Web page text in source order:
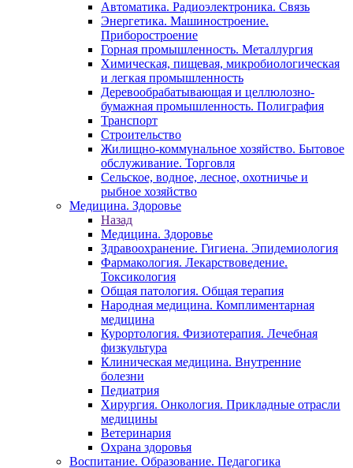
Автоматика. Радиоэлектроника. Связь
Энергетика. Машиностроение.
Приборостроение
Горная промышленность. Металлургия
Химическая, пищевая, микробиологическая
и легкая промышленность
Деревообрабатывающая и целлюлозно-
бумажная промышленность. Полиграфия
Транспорт
Строительство
Жилищно-коммунальное хозяйство. Бытовое
обслуживание. Торговля
Сельское, водное, лесное, охотничье и
рыбное хозяйство
Медицина. Здоровье
Назад
Медицина. Здоровье
Здравоохранение. Гигиена. Эпидемиология
Фармакология. Лекарствоведение.
Токсикология
Общая патология. Общая терапия
Народная медицина. Комплиментарная
медицина
Курортология. Физиотерапия. Лечебная
физкультура
Клиническая медицина. Внутренние
болезни
Педиатрия
Хирургия. Онкология. Прикладные отрасли
медицины
Ветеринария
Охрана здоровья
Воспитание. Образование. Педагогика